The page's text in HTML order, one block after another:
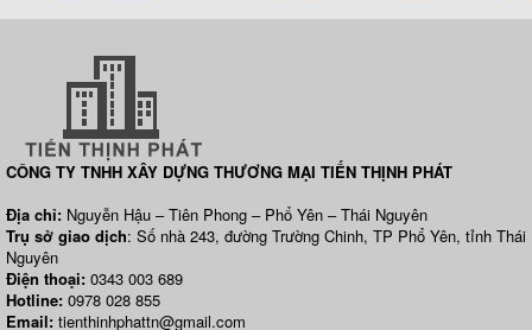
CÔNG TY TNHH XÂY DỰNG THƯƠNG MẠI TIẾN THỊNH PHÁT
Địa chỉ: Nguyễn Hậu – Tiên Phong – Phổ Yên – Thái Nguyên
Trụ sở giao dịch: Số nhà 243, đường Trường Chinh, TP Phổ Yên, tỉnh Thái
Nguyên
Điện thoại: 0343 003 689
Hotline: 0978 028 855
Email: tienthinhphattn@gmail.com